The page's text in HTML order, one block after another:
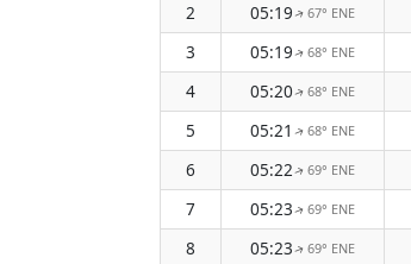
2
05:19↑67° ENE
3
05:19↑68° ENE
4
05:20↑68° ENE
5
05:21 ↑68° ENE
6
05:22↑69° ENE
7
05:23↑69° ENE
8
05:23↑69° ENE